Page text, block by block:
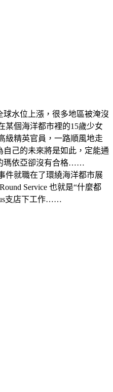
水位上漲，很多地區被淹沒
個海洋都市裡的15歲少女
精英官員，一路順風地走
己的未來將是如此，定能通
的瑪依亞卻沒有合格……
件就職在了環繞海洋都市展
Service 也就是“什麼都
支店下工作……